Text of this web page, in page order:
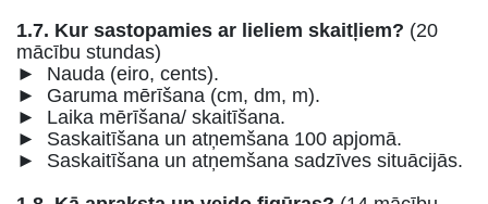
1.7. Kur sastopamies ar lieliem skaitļiem? (20
mācību stundas)
► Nauda (eiro, cents).
► Garuma mērīšana (cm, dm, m).
► Laika mērīšana/ skaitīšana.
► Saskaitīšana un atņemšana 100 apjomā.
► Saskaitīšana un atņemšana sadzīves situācijās.